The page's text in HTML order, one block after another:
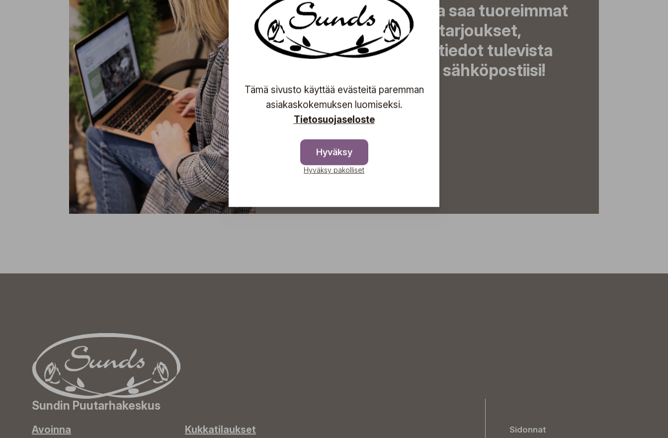
Tilaa uutiskirjeemme ja saa tuoreimmat
uutiset, eksklusiiviset tarjoukset,
inspiroivat vinkit sekä tiedot tulevista
tapahtumista suoraan sähköpostiisi!
Tilaa
Sundin Puutarhakeskus
Avoinna Kukkatilaukset
Sidonnat
Tämä sivusto käyttää evästeitä paremman
asiakaskokemuksen luomiseksi.
Tietosuojaseloste
Hyväksy
Hyväksy pakolliset